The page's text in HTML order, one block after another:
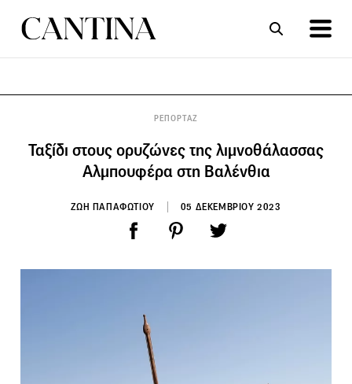
ΡΕΠΟΡΤΑΖ
Ταξίδι στους ορυζώνες της λιμνοθάλασσας
Αλμπουφέρα στη Βαλένθια
ΖΩΗ ΠΑΠΑΦΩΤΙΟΥ 05 ΔΕΚΕΜΒΡΙΟΥ 2023